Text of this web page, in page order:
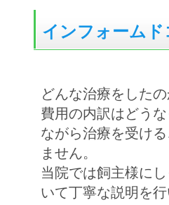
インフォームド
どんな治療をした
費用の内訳はどう
ながら治療を受け
ません。
当院では飼主様に
いて丁寧な説明を行